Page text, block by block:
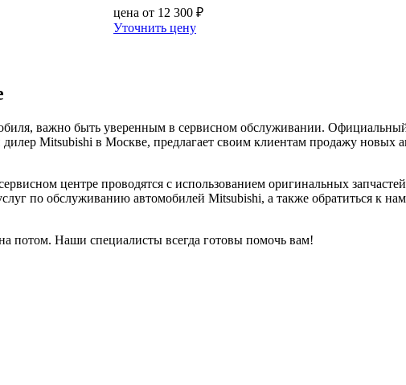
цена от 12 300 ₽
Уточнить цену
важно быть уверенным в сервисном обслуживании.
Mitsubishi в Москве, предлагает своим клиентам продажу новых
центре проводятся с использованием оригинальных
по обслуживанию автомобилей Mitsubishi, а также обратиться к
потом. Наши специалисты всегда готовы помочь вам!